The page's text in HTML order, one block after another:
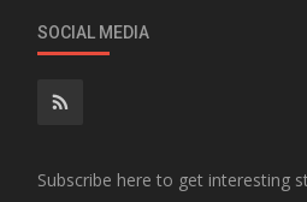
SOCIAL MEDIA
Subscribe here to get interesting